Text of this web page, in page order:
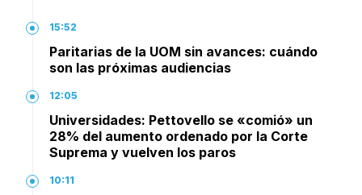
15:52
Paritarias de la UOM sin avances: cuándo
son las próximas audiencias
12:05
Universidades: Pettovello se «comió» un
28% del aumento ordenado por la Corte
Suprema y vuelven los paros
10:11